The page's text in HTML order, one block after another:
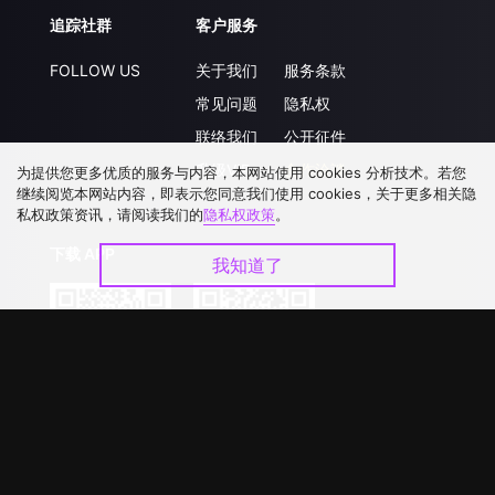
追踪社群
FOLLOW US
客户服务
关于我们
常见问题
联络我们
升级VIP
服务条款
隐私权
公开征件
合作洽談
为提供您更多优质的服务与内容，本网站使用 cookies 分析技术。若您
继续阅览本网站内容，即表示您同意我们使用 cookies，关于更多相关隐
私权政策资讯，请阅读我们的隐私权政策。
我知道了